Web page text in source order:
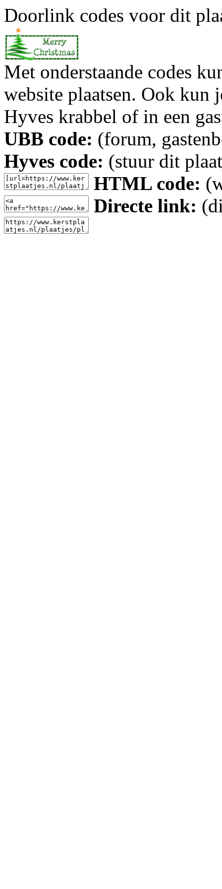
Doorlink codes voor dit
Met onderstaande codes
website plaatsen. Ook kun
Hyves krabbel of in een
UBB code: (forum,
Hyves code: (stuur dit
HTML code:
Directe link: